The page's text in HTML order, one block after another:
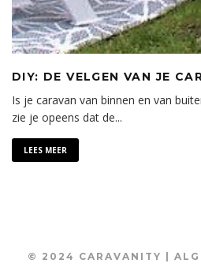
DIY: DE VELGEN VAN JE
Is je caravan van binnen en van
zie je opeens dat de...
LEES MEER
© 2024 CARAVANITY |